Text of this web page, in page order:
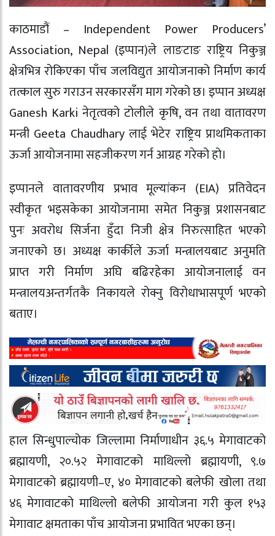
काठमाडौं – Independent Power Producers’
Association, Nepal (इप्पान)ले लाङटाङ राष्ट्रिय निकुञ्ज
क्षेत्रभित्र रोकिएका पाँच जलविद्युत आयोजनाको निर्माण कार्य
तत्काल सुरु गराउन सरकारसँग माग गरेको छ। इप्पान अध्यक्ष
Ganesh Karki नेतृत्वको टोलीले कृषि, वन तथा वातावरण
मन्त्री Geeta Chaudhary लाई भेटेर राष्ट्रिय प्राथमिकताका
ऊर्जा आयोजनामा सहजीकरण गर्न आग्रह गरेको हो।
इप्पानले वातावरणीय प्रभाव मूल्यांकन (EIA) प्रतिवेदन
स्वीकृत भइसकेका आयोजनामा समेत निकुञ्ज प्रशासनबाट
पुनः अवरोध सिर्जना हुँदा निजी क्षेत्र निरुत्साहित भएको
जनाएको छ। अध्यक्ष कार्कीले ऊर्जा मन्त्रालयबाट अनुमति
प्राप्त गरी निर्माण अघि बढिरहेका आयोजनालाई वन
मन्त्रालयअन्तर्गतकै निकायले रोक्नु विरोधाभासपूर्ण भएको
बताए।
हाल सिन्धुपाल्चोक जिल्लामा निर्माणाधीन ३६.५ मेगावाटको
ब्रह्मायणी, २०.५२ मेगावाटको माथिल्लो ब्रह्मायणी, ९.७
मेगावाटको ब्रह्मायणी–ए, ४० मेगावाटको बलेफी खोला तथा
४६ मेगावाटको माथिल्लो बलेफी आयोजना गरी कुल १५३
मेगावाट क्षमताका पाँच आयोजना प्रभावित भएका छन्।